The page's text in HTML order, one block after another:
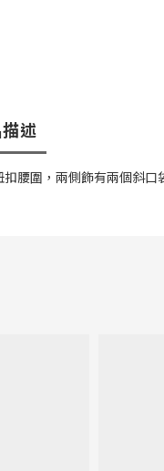
述
腰圍，兩側飾有兩個斜